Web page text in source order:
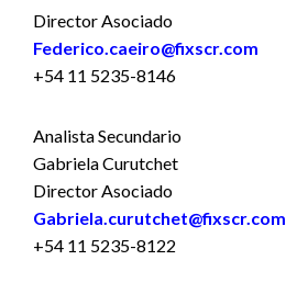
Director Asociado
Federico.caeiro@fixscr.com
+54 11 5235-8146
Analista Secundario
Gabriela Curutchet
Director Asociado
Gabriela.curutchet@fixscr.com
+54 11 5235-8122